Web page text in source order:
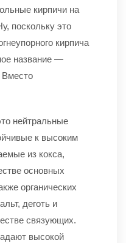
кирпичи на
поскольку это
кирпича
название —
Вместо
нейтральные
к высоким
из кокса,
основных
органических
деготь и
связующих.
высокой